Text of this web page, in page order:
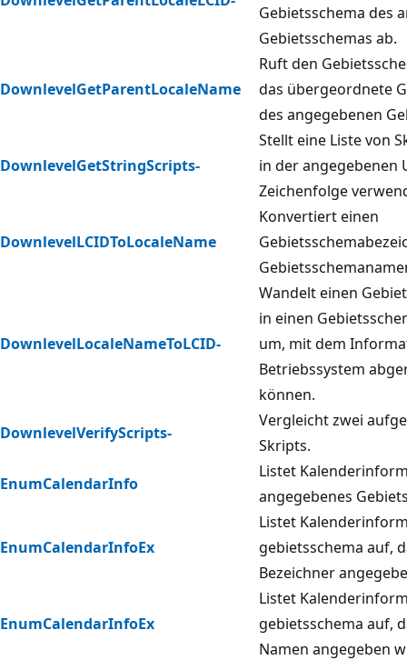
Gebietsschema des
Gebietsschemas ab.
DownlevelGetParentLocaleName
Ruft den
das übergeordnete
des angegebenen
DownlevelGetStringScripts-
Stellt eine Liste von
in der angegebenen
Zeichenfolge
DownlevelLCIDToLocaleName
Konvertiert einen
DownlevelLocaleNameToLCID-
Wandelt einen
in einen
um, mit dem
Betriebssystem
können.
DownlevelVerifyScripts-
Vergleicht zwei
Skripts.
EnumCalendarInfo
Listet
angegebenes
EnumCalendarInfoEx
Listet
gebietsschema auf,
Bezeichner
EnumCalendarInfoEx
Listet
gebietsschema auf,
Namen angegeben